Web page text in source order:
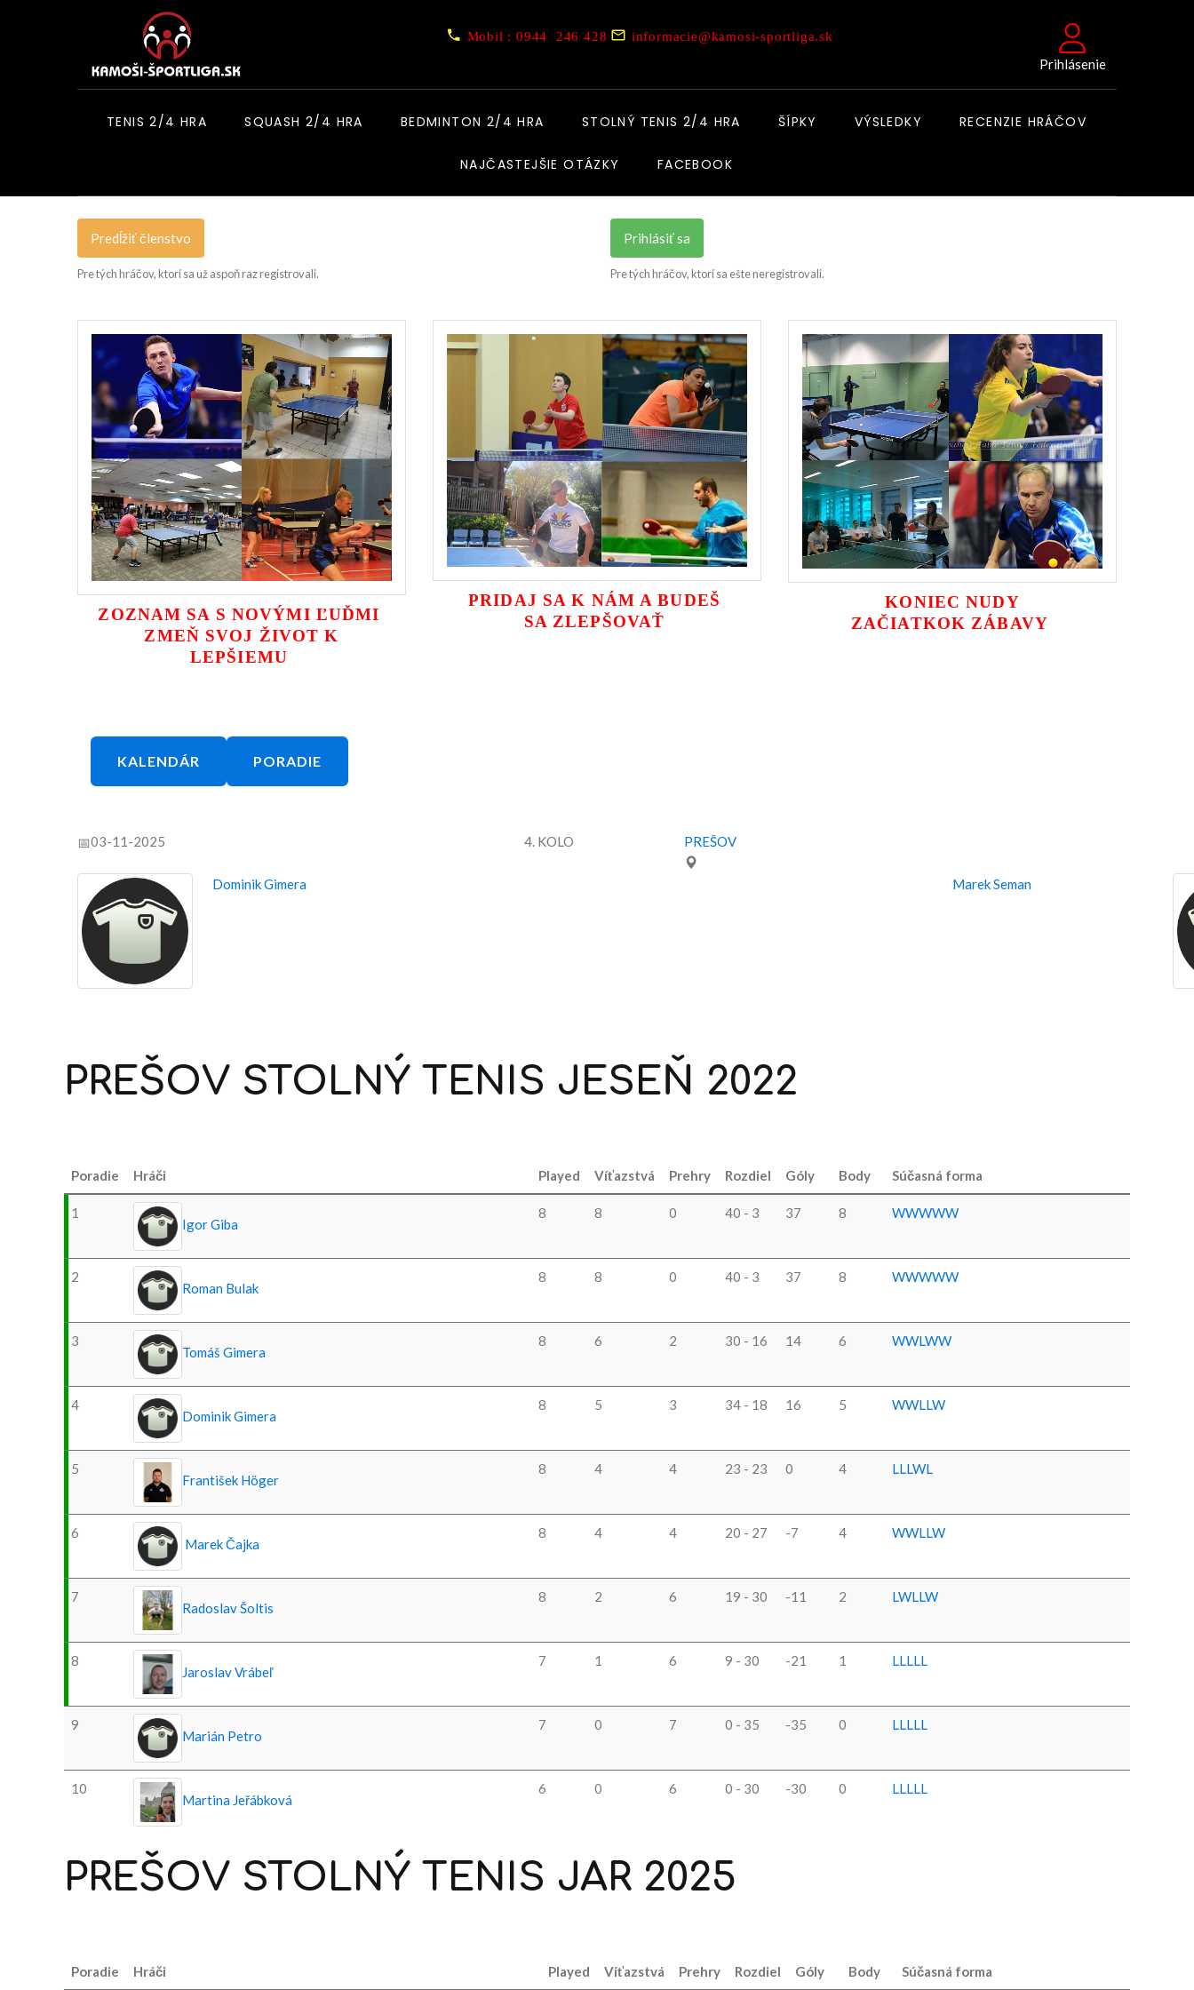
Mobil : 0944 246 428 informacie@kamosi-sportliga.sk
Prihlásenie
TENIS 2/4 HRA SQUASH 2/4 HRA BEDMINTON 2/4 HRA STOLNÝ TENIS 2/4 HRA ŠÍPKY VÝSLEDKY RECENZIE HRÁČOV
NAJČASTEJŠIE OTÁZKY FACEBOOK
Predĺžiť členstvo
Pre tých hráčov, ktorí sa už aspoň raz registrovali.
Prihlásiť sa
Pre tých hráčov, ktorí sa ešte neregistrovali.
ZOZNAM SA S NOVÝMI ĽUĎMI
ZMEŇ SVOJ ŽIVOT K
LEPŠIEMU
PRIDAJ SA K NÁM A BUDEŠ
SA ZLEPŠOVAŤ
KONIEC NUDY
ZAČIATKOK ZÁBAVY
KALENDÁR PORADIE
03-11-2025 4. KOLO PREŠOV
Dominik Gimera Marek Seman
PREŠOV STOLNÝ TENIS JESEŇ 2022
Poradie Hráči Played Víťazstvá Prehry Rozdiel Góly Body Súčasná forma
1
Igor Giba
8 8 0 40 - 3 37 8 WWWWW
2
Roman Bulak
8 8 0 40 - 3 37 8 WWWWW
3
Tomáš Gimera
8 6 2 30 - 16 14 6 WWLWW
4
Dominik Gimera
8 5 3 34 - 18 16 5 WWLLW
5
František Höger
8 4 4 23 - 23 0 4 LLLWL
6
Marek Čajka
8 4 4 20 - 27 -7 4 WWLLW
7
Radoslav Šoltis
8 2 6 19 - 30 -11 2 LWLLW
8
Jaroslav Vrábeľ
7 1 6 9 - 30 -21 1 LLLLL
9
Marián Petro
7 0 7 0 - 35 -35 0 LLLLL
10
Martina Jeřábková
6 0 6 0 - 30 -30 0 LLLLL
PREŠOV STOLNÝ TENIS JAR 2025
Poradie Hráči Played Víťazstvá Prehry Rozdiel Góly Body Súčasná forma